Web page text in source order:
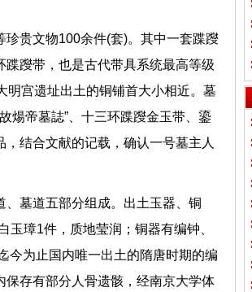
贵文物100余件(套)。其中一套蹀躞
躞带，也是古代带具系统最高等级
明宫遗址出土的铜铺首大小相近。墓
煬帝墓誌”、十三环蹀躞金玉带、鎏
结合文献的记载，确认一号墓主人
墓道五部分组成。出土玉器、铜
璋1件，质地莹润；铜器有编钟、
今为止国内唯一出土的隋唐时期的编
存有部分人骨遗骸，经南京大学体